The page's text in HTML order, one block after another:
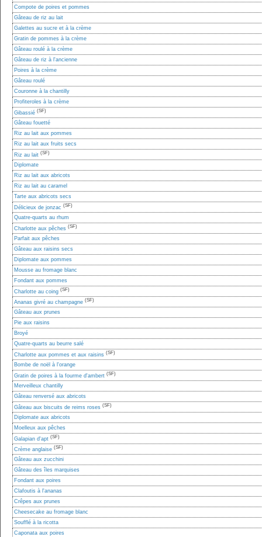
Compote de poires et pommes
Gâteau de riz au lait
Galettes au sucre et à la crème
Gratin de pommes à la crème
Gâteau roulé à la crème
Gâteau de riz à l'ancienne
Poires à la crème
Gâteau roulé
Couronne à la chantilly
Profiteroles à la crème
Gibassié (SF)
Gâteau fouetté
Riz au lait aux pommes
Riz au lait aux fruits secs
Riz au lait (SF)
Diplomate
Riz au lait aux abricots
Riz au lait au caramel
Tarte aux abricots secs
Délicieux de jonzac (SF)
Quatre-quarts au rhum
Charlotte aux pêches (SF)
Parfait aux pêches
Gâteau aux raisins secs
Diplomate aux pommes
Mousse au fromage blanc
Fondant aux pommes
Charlotte au coing (SF)
Ananas givré au champagne (SF)
Gâteau aux prunes
Pie aux raisins
Broyé
Quatre-quarts au beurre salé
Charlotte aux pommes et aux raisins (SF)
Bombe de noël à l'orange
Gratin de poires à la fourme d'ambert (SF)
Merveilleux chantilly
Gâteau renversé aux abricots
Gâteau aux biscuits de reims roses (SF)
Diplomate aux abricots
Moelleux aux pêches
Galapian d'apt (SF)
Crème anglaise (SF)
Gâteau aux zucchini
Gâteau des îles marquises
Fondant aux poires
Clafoutis à l'ananas
Crêpes aux prunes
Cheesecake au fromage blanc
Soufflé à la ricotta
Caponata aux poires